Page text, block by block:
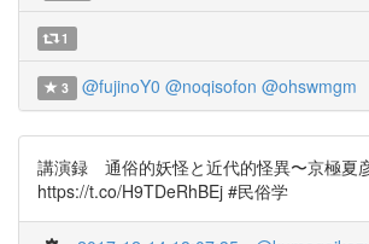
1
3 @fujinoY0 @noqisofon @ohswmgm
講演録 通俗的妖怪と近代的怪異〜京極夏
https://t.co/H9TDeRhBEj #民俗学